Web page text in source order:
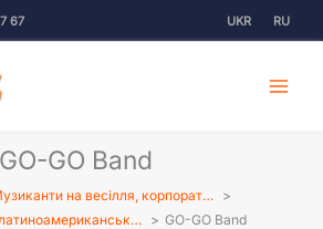
67 UKR RU
GO-GO Band
на весілля, корпорат…
GO-GO Band